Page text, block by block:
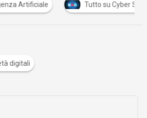
Tutto su Cyber Security
digitali